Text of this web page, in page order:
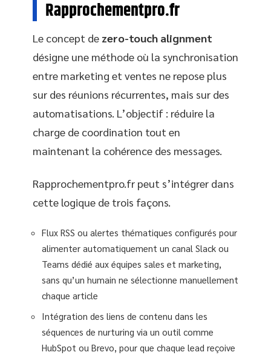
Rapprochementpro.fr
Le concept de zero-touch alignment
désigne une méthode où la synchronisation
entre marketing et ventes ne repose plus
sur des réunions récurrentes, mais sur des
automatisations. L’objectif : réduire la
charge de coordination tout en
maintenant la cohérence des messages.
Rapprochementpro.fr peut s’intégrer dans
cette logique de trois façons.
Flux RSS ou alertes thématiques configurés pour
alimenter automatiquement un canal Slack ou
Teams dédié aux équipes sales et marketing,
sans qu’un humain ne sélectionne manuellement
chaque article
Intégration des liens de contenu dans les
séquences de nurturing via un outil comme
HubSpot ou Brevo, pour que chaque lead reçoive